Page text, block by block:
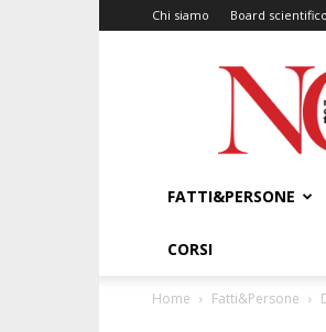
Chi siamo Board scientifico
FATTI&PERSONE
CORSI
Home Fatti&Persone